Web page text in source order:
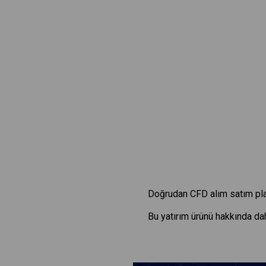
Doğrudan CFD alım satım
Bu yatırım ürünü hakkında